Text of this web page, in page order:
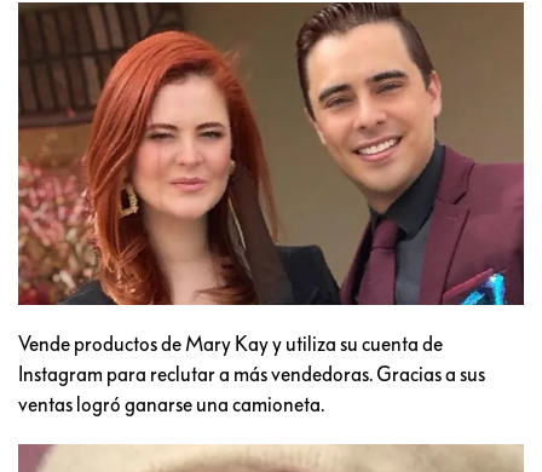
Vende productos de Mary Kay y utiliza su cuenta de
Instagram para reclutar a más vendedoras. Gracias a sus
ventas logró ganarse una camioneta.